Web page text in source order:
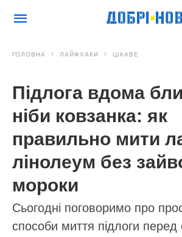
ГОЛОВНА ЛАЙФХАКИ ЦІКАВЕ
Підлога вдома
ніби ковзанка: як
правильно мити
лінолеум без
мороки
Сьогодні поговоримо про
способи миття підлоги перед